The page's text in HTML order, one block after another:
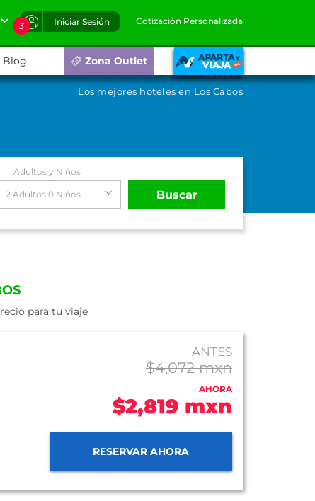
3 Iniciar Sesión Cotización Personalizada
Blog Zona Outlet
Los mejores hoteles en Los Cabos
Adultos y Niños
2 Adultos 0 Niños Buscar
para tu viaje
ANTES
$4,072 mxn
AHORA
$2,819 mxn
RESERVAR AHORA